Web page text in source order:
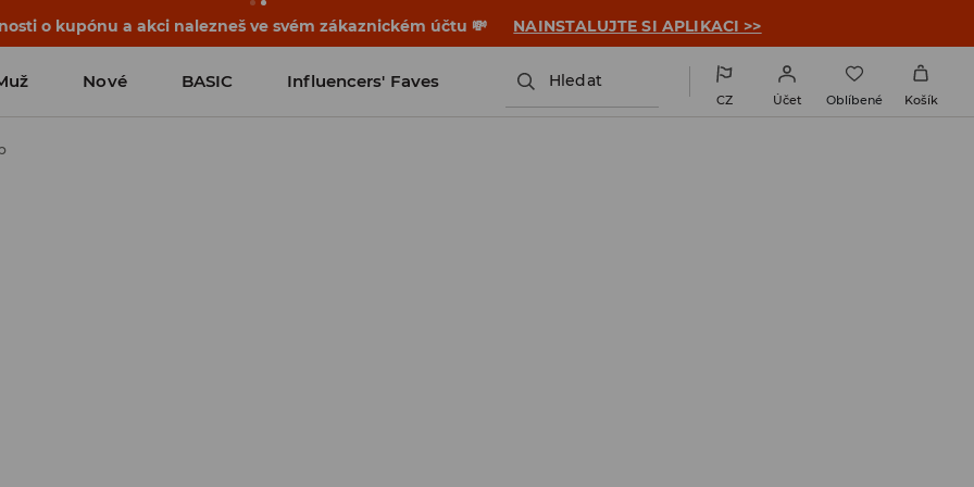
o kupónu a akci nalezneš ve svém zákaznickém účtu 💸 NAINSTALUJTE SI APLIKACI >>
Nové BASIC Influencers' Faves Hledat
CZ Účet Oblíbené Košík